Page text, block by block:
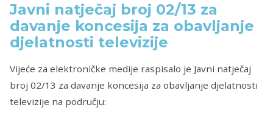
Javni natječaj broj 02/13 za
davanje koncesija za obavljanje
djelatnosti televizije
Vijeće za elektroničke medije raspisalo je Javni natječaj
broj 02/13 za davanje koncesija za obavljanje djelatnosti
televizije na području: